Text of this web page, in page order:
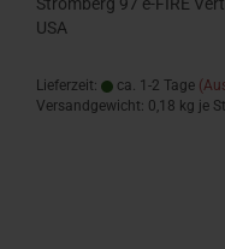
Stromberg 97 e-FIRE
USA
Lieferzeit: ca. 1-2 Tage
Versandgewicht: 0,18 kg je